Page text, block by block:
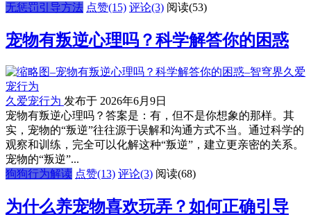
无惩罚引导方法 点赞(15) 评论(3) 阅读(53)
宠物有叛逆心理吗？科学解答你的困惑
久爱宠行为 发布于 2026年6月9日
宠物有叛逆心理吗？答案是：有，但不是你想象的那样。其
实，宠物的“叛逆”往往源于误解和沟通方式不当。通过科学的
观察和训练，完全可以化解这种“叛逆”，建立更亲密的关系。
宠物的“叛逆”...
狗狗行为解读 点赞(13) 评论(3) 阅读(68)
为什么养宠物喜欢玩弄？如何正确引导